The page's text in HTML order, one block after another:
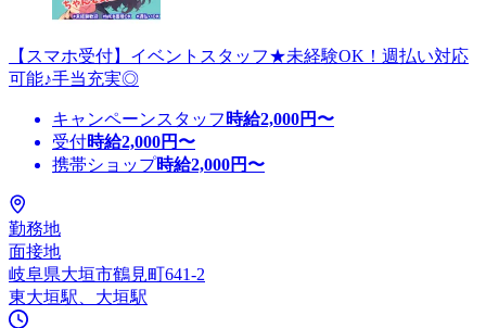
【スマホ受付】イベントスタッフ★未経験OK！週払い対応
可能♪手当充実◎
キャンペーンスタッフ 時給2,000円〜
受付時給2,000円〜
携帯ショップ時給2,000円〜
勤務地
面接地
岐阜県大垣市鶴見町641-2
東大垣駅、大垣駅